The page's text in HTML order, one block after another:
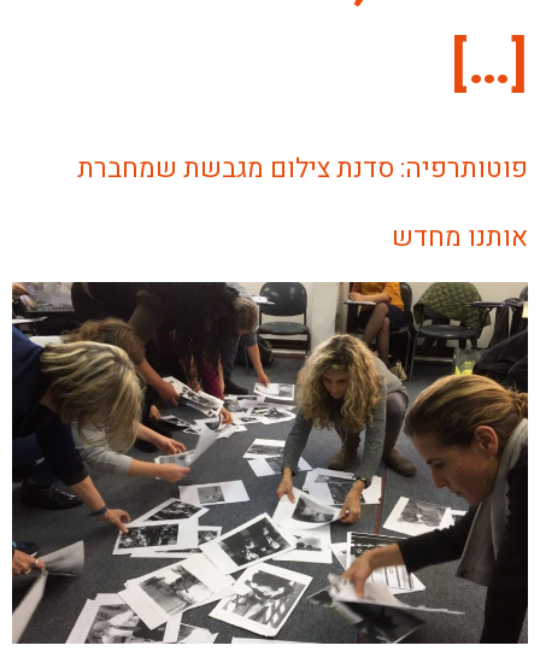
[…]
פוטותרפיה: סדנת צילום מגבשת שמחברת
אותנו מחדש